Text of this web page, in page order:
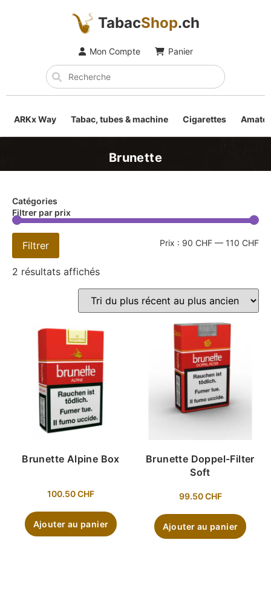
TabacShop.ch
Mon Compte Panier
ARKx Way Tabac, tubes & machine Cigarettes
Brunette
Catégories
Filtrer par prix
Filtrer Prix : 90 CHF — 110 CHF
2 résultats affichés
Brunette Alpine Box
100.50CHF
Ajouter au panier
Brunette Doppel-Filter
Soft
99.50CHF
Ajouter au panier